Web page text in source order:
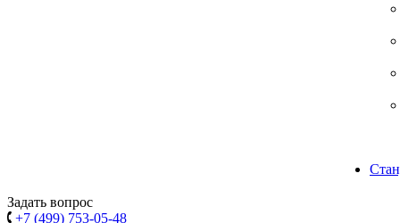
Задать вопрос
+7 (499) 753-05-48